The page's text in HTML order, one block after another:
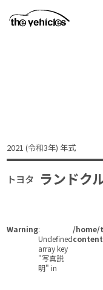
トヨタ ランドク
2021 (令和3年) 年式
Warning:
Undefined
array key
"写真説
明" in
/home/